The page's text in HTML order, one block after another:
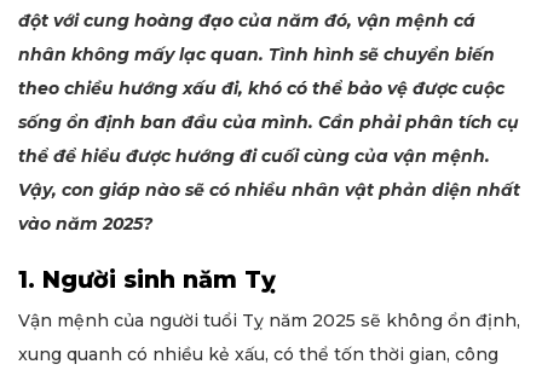
đột với cung hoàng đạo của năm đó, vận mệnh cá
nhân không mấy lạc quan. Tình hình sẽ chuyển biến
theo chiều hướng xấu đi, khó có thể bảo vệ được cuộc
sống ổn định ban đầu của mình. Cần phải phân tích cụ
thể để hiểu được hướng đi cuối cùng của vận mệnh.
Vậy, con giáp nào sẽ có nhiều nhân vật phản diện nhất
vào năm 2025?
1. Người sinh năm Tỵ
Vận mệnh của người tuổi Tỵ năm 2025 sẽ không ổn định,
xung quanh có nhiều kẻ xấu, có thể tốn thời gian, công